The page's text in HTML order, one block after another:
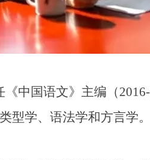
国语文》主编（
型学、语法学和方言学。